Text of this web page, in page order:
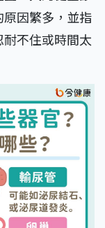
因繁多，並指
不住或時間太